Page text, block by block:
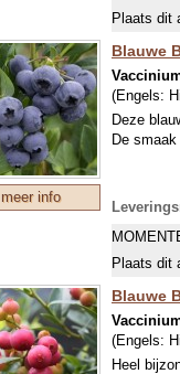
Plaats dit
meer info
Blauwe
(Engels:
Deze
De
Plaats dit
Blauwe
(Engels:
Heel